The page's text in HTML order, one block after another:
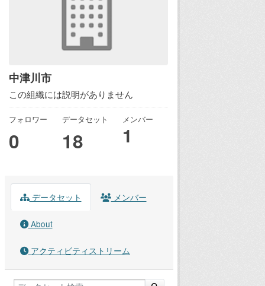
中津川市
この組織には説明がありません
フォロワー
0
データセット
18
メンバー
1
データセット メンバー
About
アクティビティストリーム